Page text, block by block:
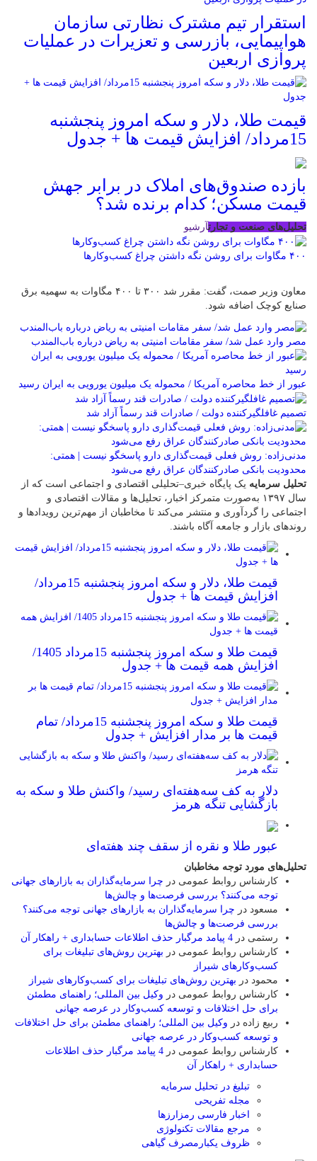
استقرار تیم مشترک نظارتی سازمان
هواپیمایی، بازرسی و تعزیرات در عملیات
پروازی اربعین
قیمت طلا، دلار و سکه امروز پنجشنبه
15مرداد/ افزایش قیمت ها + جدول
بازده صندوق‌های املاک در برابر جهش
قیمت مسکن؛ کدام برنده شد؟
تحلیل‌های صنعت و تجارتآرشیو
۴۰۰ مگاوات برای روشن نگه داشتن چراغ کسب‌وکار‌ها
معاون وزیر صمت، گفت: مقرر شد ۳۰۰ تا ۴۰۰ مگاوات به سهمیه برق
صنایع کوچک اضافه شود.
مصر وارد عمل شد/ سفر مقامات امنیتی به ریاض درباره باب‌المندب
عبور از خط محاصره آمریکا / محموله یک میلیون یورویی به ایران رسید
تصمیم غافلگیرکننده دولت / صادرات قند رسماً آزاد شد
مدنی‌زاده: روش فعلی قیمت‌گذاری دارو پاسخگو نیست | همتی:
محدودیت بانکی صادرکنندگان عراق رفع می‌شود
تحلیل سرمایه یک پایگاه خبری–تحلیلی اقتصادی و اجتماعی است که از
سال ۱۳۹۷ به‌صورت متمرکز اخبار، تحلیل‌ها و مقالات اقتصادی و
اجتماعی را گردآوری و منتشر می‌کند تا مخاطبان از مهم‌ترین رویدادها و
روندهای بازار و جامعه آگاه باشند.
قیمت طلا، دلار و سکه امروز پنجشنبه 15مرداد/
افزایش قیمت ها + جدول
قیمت طلا و سکه امروز پنجشنبه 15مرداد 1405/
افزایش همه قیمت ها + جدول
قیمت طلا و سکه امروز پنجشنبه 15مرداد/ تمام
قیمت ها بر مدار افزایش + جدول
دلار به کف سه‌هفته‌ای رسید/ واکنش طلا و سکه به
بازگشایی تنگه هرمز
عبور طلا و نقره از سقف چند هفته‌ای
تحلیل‌های مورد توجه مخاطبان
کارشناس روابط عمومی در چرا سرمایه‌گذاران به بازارهای جهانی
توجه می‌کنند؟ بررسی فرصت‌ها و چالش‌ها
مسعود در چرا سرمایه‌گذاران به بازارهای جهانی توجه می‌کنند؟
بررسی فرصت‌ها و چالش‌ها
رستمی در 4 پیامد مرگبار حذف اطلاعات حسابداری + راهکار آن
کارشناس روابط عمومی در بهترین روش‌های تبلیغات برای
کسب‌وکارهای شیراز
محمود در بهترین روش‌های تبلیغات برای کسب‌وکارهای شیراز
کارشناس روابط عمومی در وکیل بین المللی؛ راهنمای مطمئن
برای حل اختلافات و توسعه کسب‌وکار در عرصه جهانی
ربیع زاده در وکیل بین المللی؛ راهنمای مطمئن برای حل اختلافات
و توسعه کسب‌وکار در عرصه جهانی
کارشناس روابط عمومی در
4 پیامد مرگبار حذف اطلاعات
حسابداری + راهکار آن
تبلیغ در تحلیل سرمایه
مجله تفریحی
اخبار فارسی رمزارزها
مرجع مقالات تکنولوژی
ظروف یکبارمصرف گیاهی